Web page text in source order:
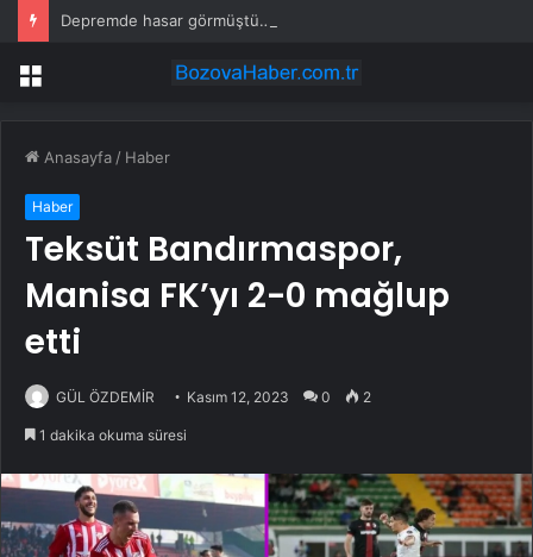
Menü
Anasayfa / Haber
Haber
Teksüt Bandırmaspor,
Manisa FK’yı 2-0 mağlup
etti
GÜL ÖZDEMİR Kasım 12, 2023 0 2
1 dakika okuma süresi